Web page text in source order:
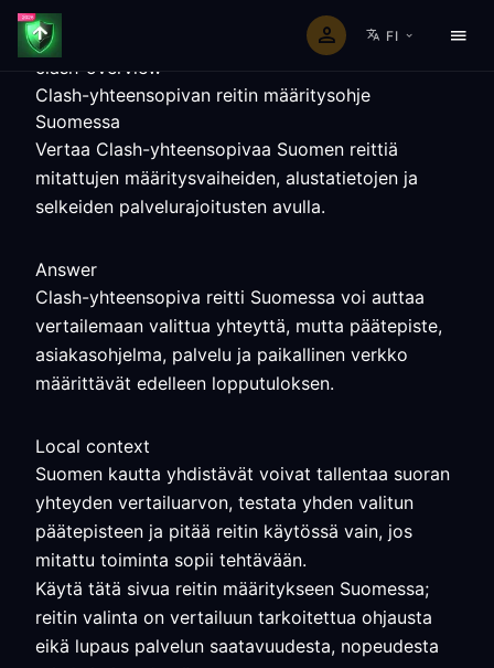
FI
clash-overview
Clash-yhteensopivan reitin määritysohje
Suomessa
Vertaa Clash-yhteensopivaa Suomen reittiä
mitattujen määritysvaiheiden, alustatietojen ja
selkeiden palvelurajoitusten avulla.
Answer
Clash-yhteensopiva reitti Suomessa voi auttaa
vertailemaan valittua yhteyttä, mutta päätepiste,
asiakasohjelma, palvelu ja paikallinen verkko
määrittävät edelleen lopputuloksen.
Local context
Suomen kautta yhdistävät voivat tallentaa suoran
yhteyden vertailuarvon, testata yhden valitun
päätepisteen ja pitää reitin käytössä vain, jos
mitattu toiminta sopii tehtävään.
Käytä tätä sivua reitin määritykseen Suomessa;
reitin valinta on vertailuun tarkoitettua ohjausta
eikä lupaus palvelun saatavuudesta, nopeudesta